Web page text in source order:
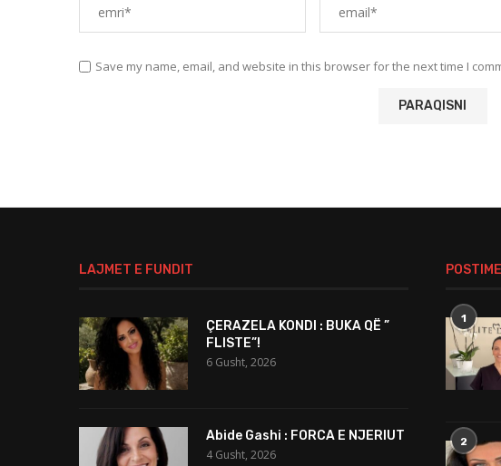
Save my name, email, and website in this browser for the next time I
LAJMET E FUNDIT
ÇERAZELA KONDI : BUKA QË ”
FLISTE”!
6 Gusht, 2026
Abide Gashi : FORCA E NJERIUT
4 Gusht, 2026
1
2